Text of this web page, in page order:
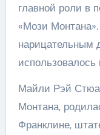
главной роли в
«Мози
нарицательным
использовалось
Майли Рэй
Монтана,
Франклине,